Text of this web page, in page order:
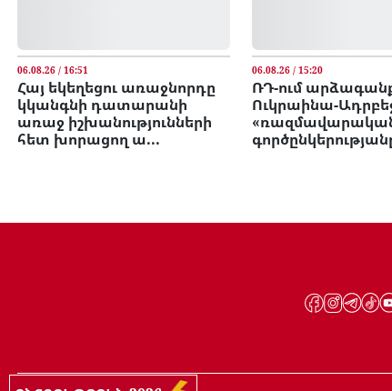
06.08.26 / 16:51
Հայ եկեղեցու առաջնորդը
կկանգնի դատարանի
առաջ իշխանությունների
հետ խորացող ա...
06.08.26 / 15:20
ՌԴ-ում
Ուկրաինա-